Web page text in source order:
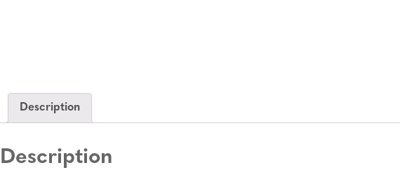
Description
Description